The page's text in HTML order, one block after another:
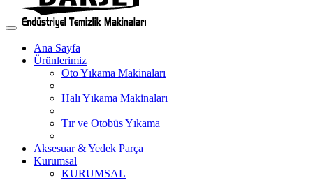
Ana Sayfa
Ürünlerimiz
Oto Yıkama Makinaları
Halı Yıkama Makinaları
Tır ve Otobüs Yıkama
Aksesuar & Yedek Parça
Kurumsal
KURUMSAL